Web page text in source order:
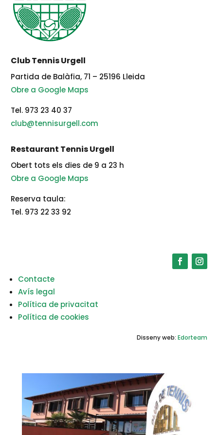
Club Tennis Urgell
Partida de Balàfia, 71 – 25196 Lleida
Obre a Google Maps
Tel. 973 23 40 37
club@tennisurgell.com
Restaurant Tennis Urgell
Obert tots els dies de 9 a 23 h
Obre a Google Maps
Reserva taula:
Tel. 973 22 33 92
Contacte
Avís legal
Política de privacitat
Política de cookies
Disseny web: Edorteam